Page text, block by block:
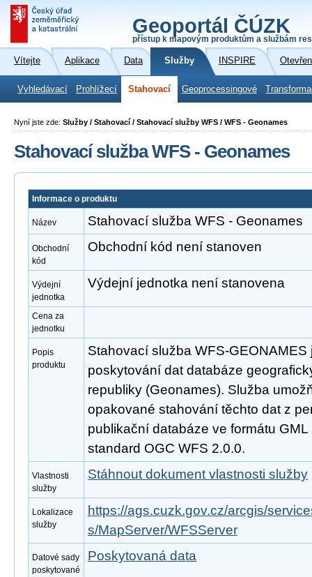
Geoportál ČÚZK
přístup k mapovým produktům a službám
Vítejte Aplikace Data Služby INSPIRE
Vyhledávací Prohlížecí Stahovací Geoprocessingové
Nyní jste zde: Služby / Stahovací / Stahovací služby WFS / WFS - Geonames
Stahovací služba WFS - Geonames
Informace o produktu
Název Stahovací služba WFS - Geonames
Obchodní
kód
Obchodní kód není stanoven
Výdejní
jednotka
Výdejní jednotka není stanovena
Cena za
jednotku
Popis
produktu
Stahovací služba WFS-
poskytování dat databáze
republiky (Geonames). Služba
opakované stahování těchto dat z
publikační databáze ve formátu
standard OGC WFS 2.0.0.
Vlastnosti
služby
Stáhnout dokument vlastnosti služby
Lokalizace
služby
https://ags.cuzk.gov.cz/arcgis/
s/MapServer/WFSServer
Datové sady
poskytované
Poskytovaná data